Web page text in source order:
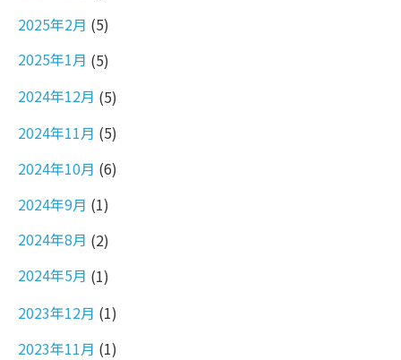
2025年2月 (5)
2025年1月 (5)
2024年12月 (5)
2024年11月 (5)
2024年10月 (6)
2024年9月 (1)
2024年8月 (2)
2024年5月 (1)
2023年12月 (1)
2023年11月 (1)